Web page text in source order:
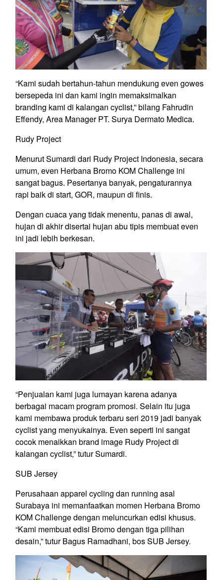
“Kami sudah bertahun-tahun mendukung even gowes
bersepeda ini dan kami ingin memaksimalkan
branding kami di kalangan cyclist,” bilang Fahrudin
Effendy, Area Manager PT. Surya Dermato Medica.
Rudy Project
Menurut Sumardi dari Rudy Project Indonesia, secara
umum, even Herbana Bromo KOM Challenge ini
sangat bagus. Pesertanya banyak, pengaturannya
rapi baik di start, GOR, maupun di finis.
Dengan cuaca yang tidak menentu, panas di awal,
hujan di akhir disertai hujan abu tipis membuat even
ini jadi lebih berkesan.
“Penjualan kami juga lumayan karena adanya
berbagai macam program promosi. Selain itu juga
kami membawa produk terbaru seri 2019 jadi banyak
cyclist yang menyukainya. Even seperti ini sangat
cocok menaikkan brand image Rudy Project di
kalangan cyclist,” tutur Sumardi.
SUB Jersey
Perusahaan apparel cycling dan running asal
Surabaya ini memanfaatkan momen Herbana Bromo
KOM Challenge dengan meluncurkan edisi khusus.
“Kami membuat edisi Bromo dengan tiga pilihan
desain,” tutur Bagus Ramadhani, bos SUB Jersey.